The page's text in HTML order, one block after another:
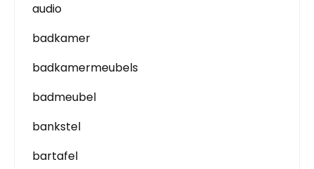
audio
badkamer
badkamermeubels
badmeubel
bankstel
bartafel